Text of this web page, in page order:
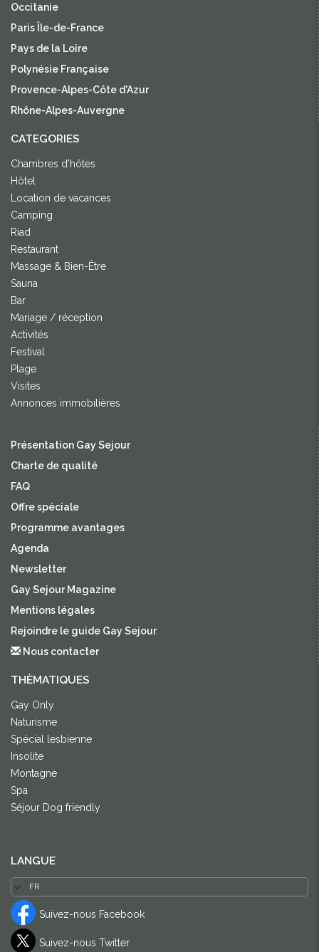
Occitanie
Paris Île-de-France
Pays de la Loire
Polynésie Française
Provence-Alpes-Côte d'Azur
Rhône-Alpes-Auvergne
CATEGORIES
Chambres d'hôtes
Hôtel
Location de vacances
Camping
Riad
Restaurant
Massage & Bien-Être
Sauna
Bar
Mariage / réception
Activités
Festival
Plage
Visites
Annonces immobilières
Présentation Gay Sejour
Charte de qualité
FAQ
Offre spéciale
Programme avantages
Agenda
Newsletter
Gay Sejour Magazine
Mentions légales
Rejoindre le guide Gay Sejour
Nous contacter
THÈMATIQUES
Gay Only
Naturisme
Spécial lesbienne
Insolite
Montagne
Spa
Séjour Dog friendly
LANGUE
Suivez-nous Facebook
Suivez-nous Twitter